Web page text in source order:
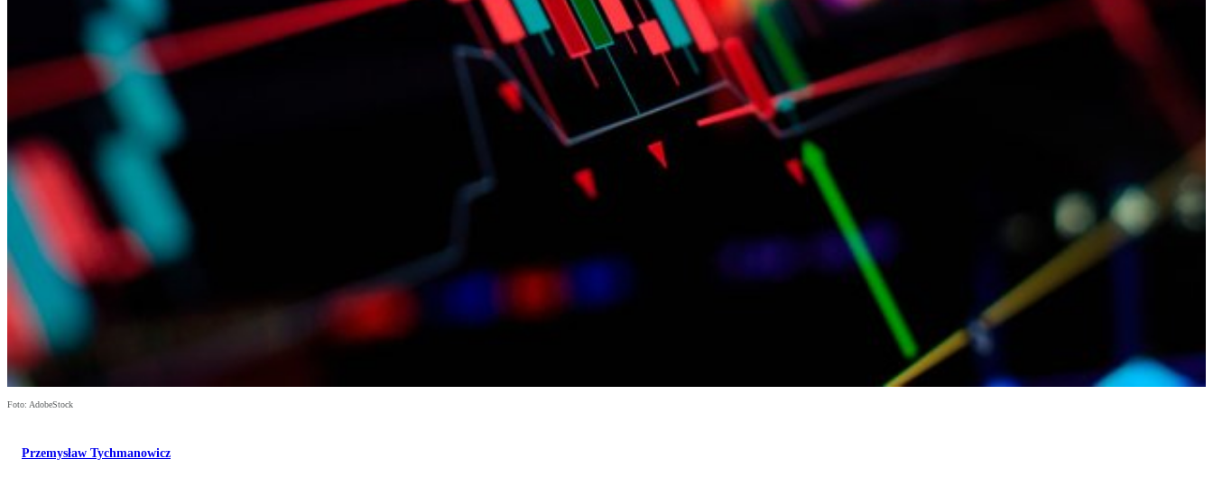
Foto: AdobeStock
Przemysław Tychmanowicz